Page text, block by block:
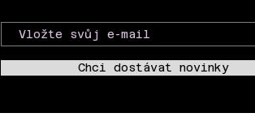
Chci dostávat novinky